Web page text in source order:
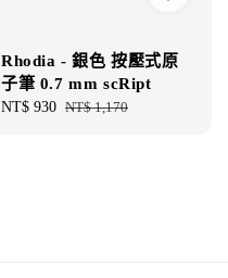
Rhodia - 銀色 按壓式原
子筆 0.7 mm scRipt
Sale
NT$ 930 Regular
NT$ 1,170